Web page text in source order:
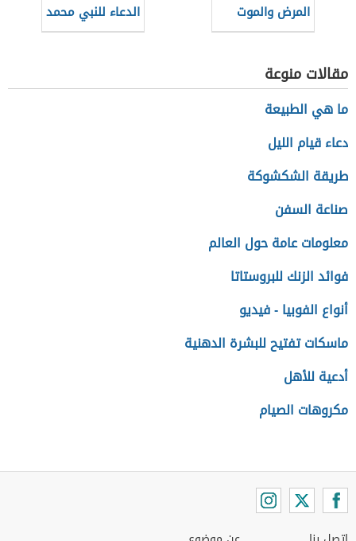
المرض والموت
الدعاء للنبي محمد
مقالات منوعة
ما هي الطبيعة
دعاء قيام الليل
طريقة الشكشوكة
صناعة السفن
معلومات عامة حول العالم
فوائد الزنك للبروستاتا
أنواع الفوبيا - فيديو
ماسكات تفتيح للبشرة الدهنية
أدعية للأهل
مكروهات الصيام